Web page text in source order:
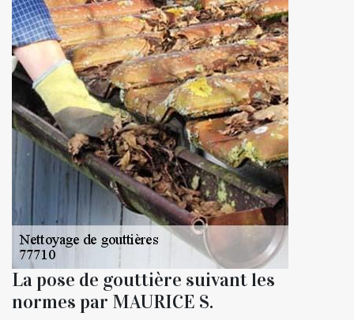
La pose de gouttière suivant les
normes par MAURICE S.